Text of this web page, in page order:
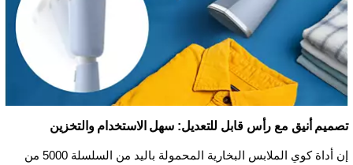
تصميم أنيق مع رأس قابل للتعديل: سهل الاستخدام والتخزين
إن أداة كوي الملابس البخارية المحمولة باليد من السلسلة 5000 من